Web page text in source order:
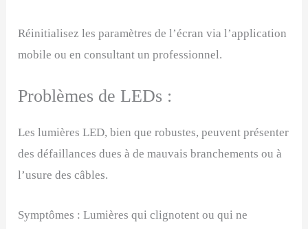
Réinitialisez les paramètres de l’écran via l’application
mobile ou en consultant un professionnel.
Problèmes de LEDs :
Les lumières LED, bien que robustes, peuvent présenter
des défaillances dues à de mauvais branchements ou à
l’usure des câbles.
Symptômes : Lumières qui clignotent ou qui ne